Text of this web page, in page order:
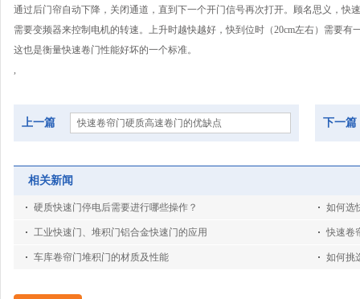
通过后门帘自动下降，关闭通道，直到下一个开门信号再次打开。顾名思义，快
需要变频器来控制电机的转速。上升时越快越好，快到位时（20cm左右）需要
这也是衡量快速卷门性能好坏的一个标准。
,
上一篇 快速卷帘门硬质高速卷门的优缺点 下一篇
相关新闻
硬质快速门停电后需要进行哪些操作？ 如何选
工业快速门、堆积门铝合金快速门的应用 快速卷
车库卷帘门堆积门的材质及性能 如何挑